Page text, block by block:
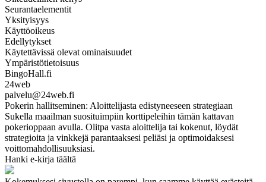
Seurantaelementit
Yksityisyys
Käyttöoikeus
Edellytykset
Käytettävissä olevat ominaisuudet
Ympäristötietoisuus
BingoHall.fi
24web
palvelu@24web.fi
Pokerin hallitseminen: Aloittelijasta edistyneeseen strategiaan
Sukella maailman suosituimpiin korttipeleihin tämän kattavan
pokerioppaan avulla. Olitpa vasta aloittelija tai kokenut, löydät
strategioita ja vinkkejä parantaaksesi peliäsi ja optimoidaksesi
voittomahdollisuuksiasi.
Hanki e-kirja täältä